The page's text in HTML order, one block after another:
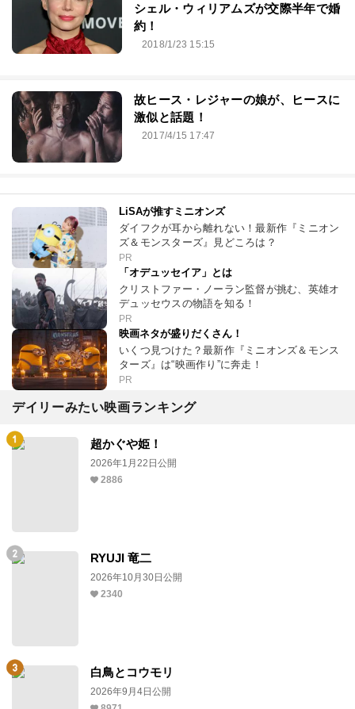
シェル・ウィリアムズが交際半年で婚
約！
2018/1/23 15:15
故ヒース・レジャーの娘が、ヒースに
激似と話題！
2017/4/15 17:47
LiSAが推すミニオンズ
ダイフクが耳から離れない！最新作『ミニオン
ズ＆モンスターズ』見どころは？
PR
「オデュッセイア」とは
クリストファー・ノーラン監督が挑む、英雄オ
デュッセウスの物語を知る！
PR
映画ネタが盛りだくさん！
いくつ見つけた？最新作『ミニオンズ＆モンス
ターズ』は“映画作り”に奔走！
PR
デイリーみたい映画ランキング
超かぐや姫！
2026年1月22日公開
2886
RYUJI 竜二
2026年10月30日公開
2340
白鳥とコウモリ
2026年9月4日公開